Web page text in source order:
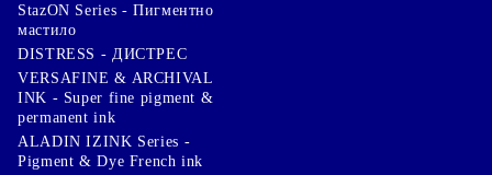
StazON Series - Пигментно
мастило
DISTRESS - ДИСТРЕС
VERSAFINE & ARCHIVAL
INK - Super fine pigment &
permanent ink
ALADIN IZINK Series -
Pigment & Dye French ink